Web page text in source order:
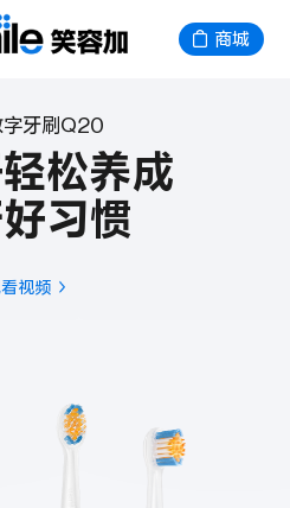
商城
字牙刷Q20
松养成
习惯
视频